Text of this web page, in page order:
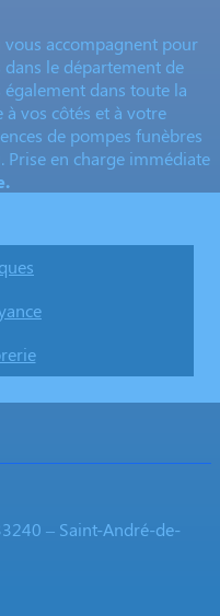
vous accompagnent pour
le département de
dans toute la
à vos côtés et à votre
de pompes funèbres
. Prise en charge immédiate
– Saint-André-de-